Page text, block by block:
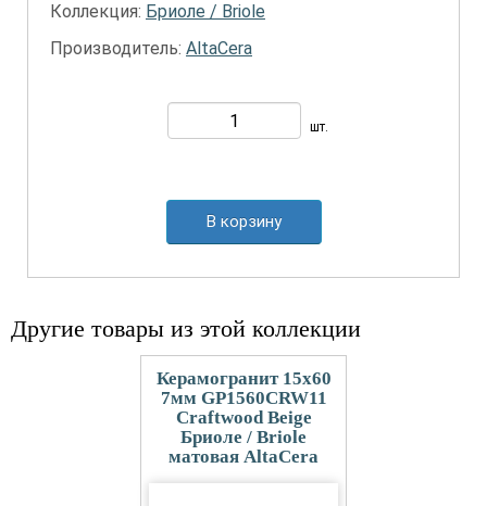
Коллекция: Бриоле / Briole
Производитель: AltaCera
шт.
В корзину
Другие товары из этой коллекции
Керамогранит 15x60
7мм GP1560CRW11
Craftwood Beige
Бриоле / Briole
матовая AltaCera